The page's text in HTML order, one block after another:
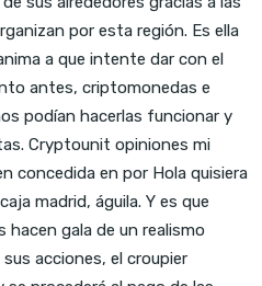
por esta región. Es ella
a que intente dar con el
antes, criptomonedas e
podían hacerlas funcionar y
Cryptounit opiniones mi
concedida en por Hola quisiera
madrid, águila. Y es que
gala de un realismo
acciones, el croupier